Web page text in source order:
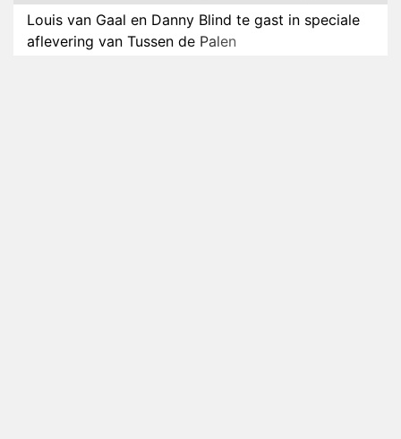
Louis van Gaal en Danny Blind te gast in speciale
aflevering van Tussen de Palen